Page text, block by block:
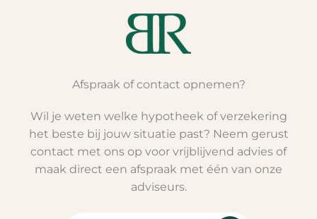
Afspraak of contact opnemen?
Wil je weten welke hypotheek of verzekering
het beste bij jouw situatie past? Neem gerust
contact met ons op voor vrijblijvend advies of
maak direct een afspraak met één van onze
adviseurs.